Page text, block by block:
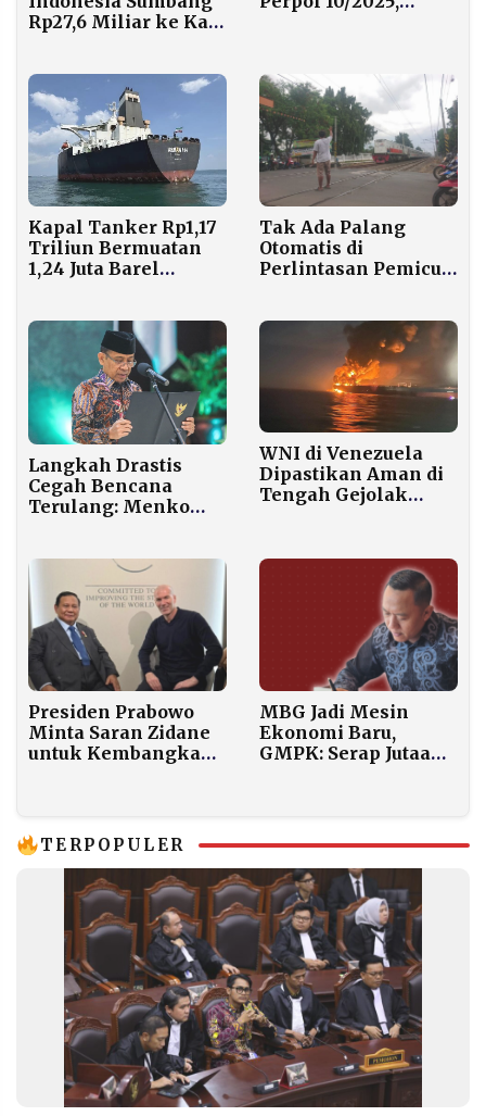
Rp27,6 Miliar ke Kas
Kapal Tanker Rp1,17
Triliun Bermuatan
1,24 Juta Barel
Tak Ada Palang
Otomatis di
Perlintasan Pemicu
Langkah Drastis
Cegah Bencana
Terulang: Menko
Dicabut Izinnya
WNI di Venezuela
Dipastikan Aman di
Tengah Gejolak
Presiden Prabowo
Minta Saran Zidane
untuk Kembangkan
MBG Jadi Mesin
Ekonomi Baru,
GMPK: Serap Jutaan
TERPOPULER